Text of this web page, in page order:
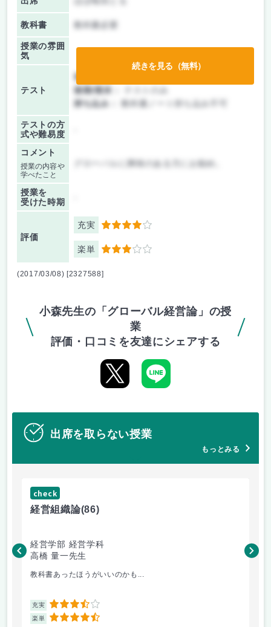
教科書 教科書必要
授業の雰囲
気
テスト
前期/中間：
後期/期末：
持ち込み：
教科書ノート持ち込み不可
テストの方
式や難易度
コメント
授業の内容や
学べたこと
グローバルに興味のある方にお勧め。
授業を
受けた時期
評価
充実 4
楽単 3
続きを見る（無料）
(2017/03/08) [2327588]
小森先生の「グローバル経営論」の授
業
評価・口コミを友達にシェアする
出席を取らない授業
もっとみる
check
経営組織論(86)
経営学部 経営学科
高橋 量一先生
教科書あったほうがいいのかも...
充実 3.5
楽単 4.5
白